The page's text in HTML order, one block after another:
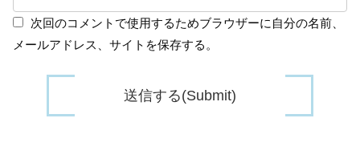
次回のコメントで使用するためブラウザーに自分の名前、
メールアドレス、サイトを保存する。